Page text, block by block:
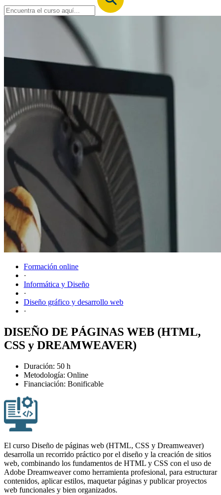
Formación online
·
Informática y Diseño
·
Diseño gráfico y desarrollo web
·
DISEÑO DE PÁGINAS WEB (HTML,
CSS y DREAMWEAVER)
Duración: 50 h
Metodología: Online
Financiación: Bonificable
El curso Diseño de páginas web (HTML, CSS y Dreamweaver)
desarrolla un recorrido práctico por el diseño y la creación de sitios
web, combinando los fundamentos de HTML y CSS con el uso de
Adobe Dreamweaver como herramienta profesional, para estructurar
contenidos, aplicar estilos, maquetar páginas y publicar proyectos
web funcionales y bien organizados.